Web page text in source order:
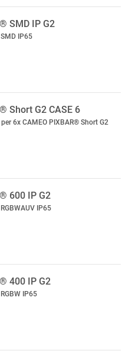
SMD IP G2
IP65
Short G2 CASE 6
6x CAMEO PIXBAR® Short G2
600 IP G2
IP65
400 IP G2
IP65